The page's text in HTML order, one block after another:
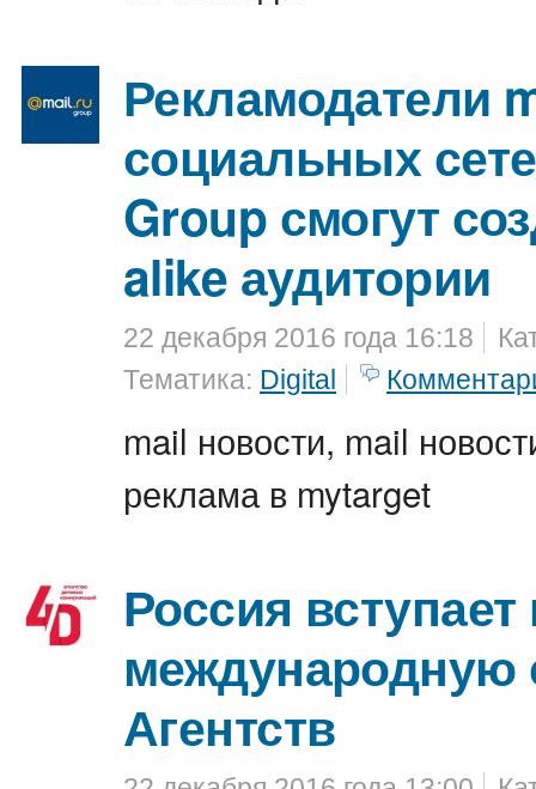
Рекламодатели
социальных
Group смогут
alike аудитории
22 декабря 2016 года 16:18
Тематика: Digital
mail новости, mail
реклама в mytarget
Россия вступает
международную
Агентств